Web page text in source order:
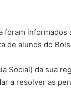
informados
de alunos do
Social) da sua
a resolver as